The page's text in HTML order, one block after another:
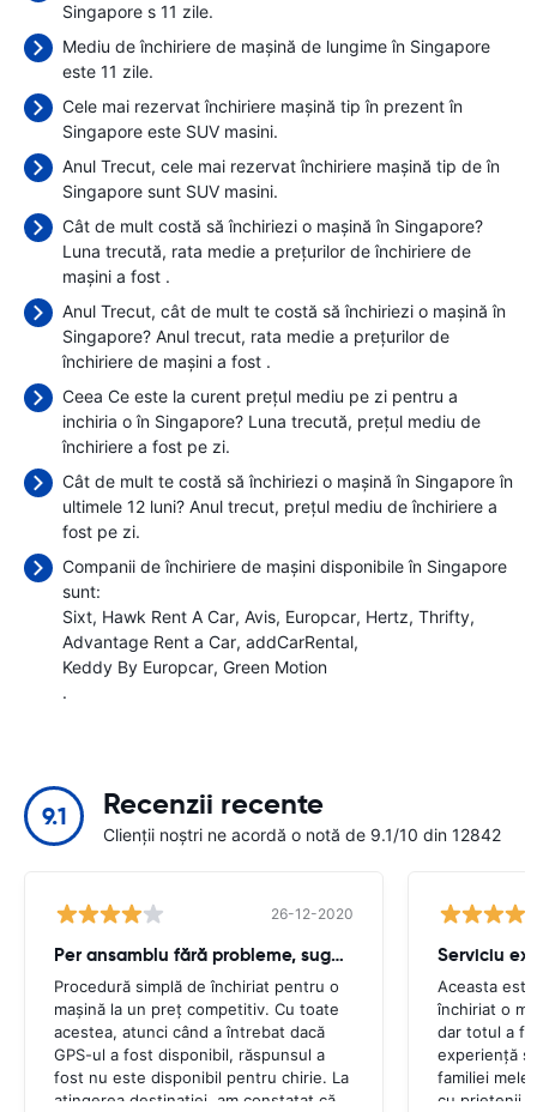
Singapore s 11 zile.
Mediu de închiriere de mașină de lungime în Singapore
este 11 zile.
Cele mai rezervat închiriere mașină tip în prezent în
Singapore este SUV masini.
Anul Trecut, cele mai rezervat închiriere mașină tip de în
Singapore sunt SUV masini.
Cât de mult costă să închiriezi o mașină în Singapore?
Luna trecută, rata medie a prețurilor de închiriere de
mașini a fost .
Anul Trecut, cât de mult te costă să închiriezi o mașină în
Singapore? Anul trecut, rata medie a prețurilor de
închiriere de mașini a fost .
Ceea Ce este la curent prețul mediu pe zi pentru a
inchiria o în Singapore? Luna trecută, prețul mediu de
închiriere a fost pe zi.
Cât de mult te costă să închiriezi o mașină în Singapore în
ultimele 12 luni? Anul trecut, prețul mediu de închiriere a
fost pe zi.
Companii de închiriere de mașini disponibile în Singapore
sunt:
Sixt Hawk Rent A Car Avis Europcar Hertz Thrifty
Advantage Rent a Car addCarRental
Keddy By Europcar Green Motion
.
9.1 Recenzii recente
Clienții noștri ne acordă o notă de 9.1/10 din 12842
26-12-2020
Per ansamblu fără probleme, sughiț minor
Procedură simplă de închiriat pentru o
mașină la un preț competitiv. Cu toate
acestea, atunci când a întrebat dacă
GPS-ul a fost disponibil, răspunsul a
fost nu este disponibil pentru chirie. La
atingerea destinației, am constatat că
Serviciu
Aceasta
închiriat o
dar totul a
experiență
familiei mele
cu prietenii